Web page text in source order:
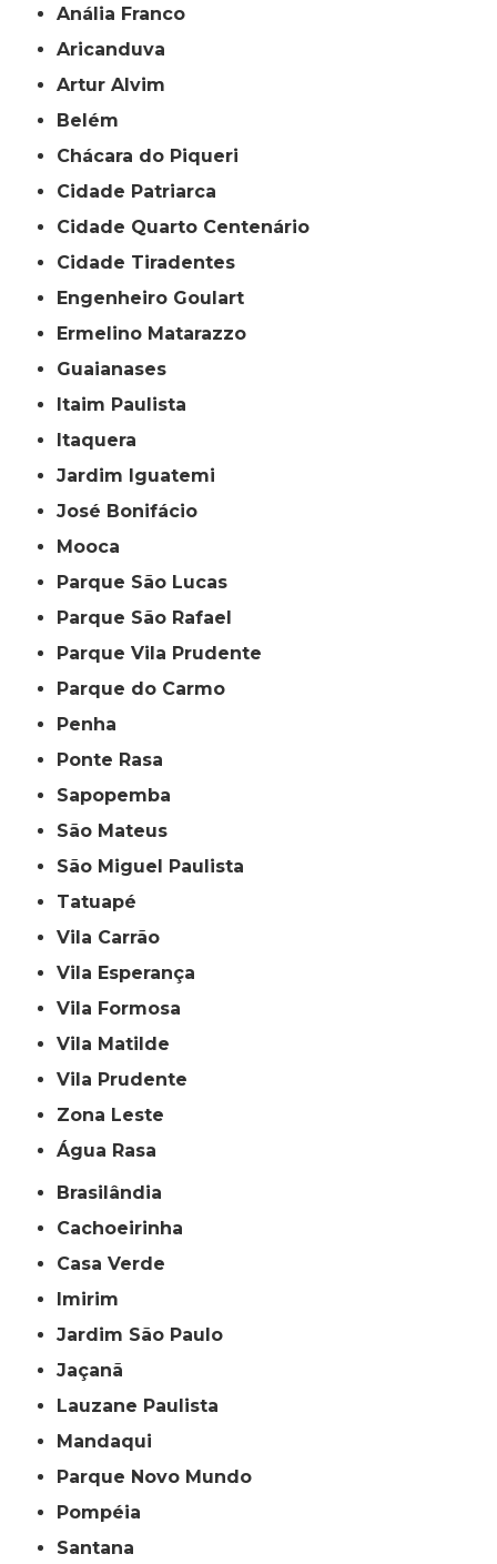
Anália Franco
Aricanduva
Artur Alvim
Belém
Chácara do Piqueri
Cidade Patriarca
Cidade Quarto Centenário
Cidade Tiradentes
Engenheiro Goulart
Ermelino Matarazzo
Guaianases
Itaim Paulista
Itaquera
Jardim Iguatemi
José Bonifácio
Mooca
Parque São Lucas
Parque São Rafael
Parque Vila Prudente
Parque do Carmo
Penha
Ponte Rasa
Sapopemba
São Mateus
São Miguel Paulista
Tatuapé
Vila Carrão
Vila Esperança
Vila Formosa
Vila Matilde
Vila Prudente
Zona Leste
Água Rasa
Brasilândia
Cachoeirinha
Casa Verde
Imirim
Jardim São Paulo
Jaçanã
Lauzane Paulista
Mandaqui
Parque Novo Mundo
Pompéia
Santana